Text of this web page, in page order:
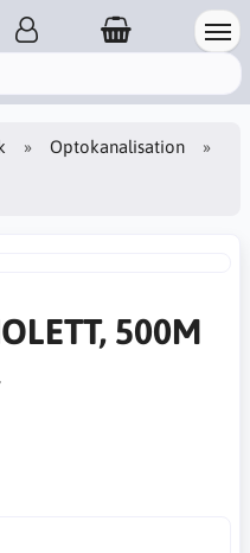
Optokanalisation
500M